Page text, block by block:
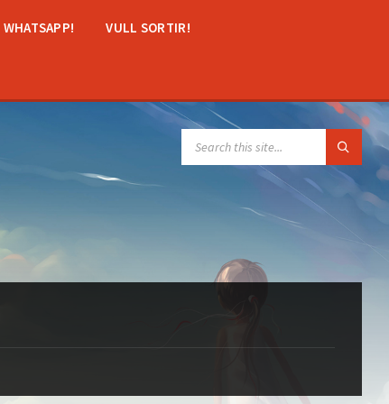
WHATSAPP! VULL SORTIR!